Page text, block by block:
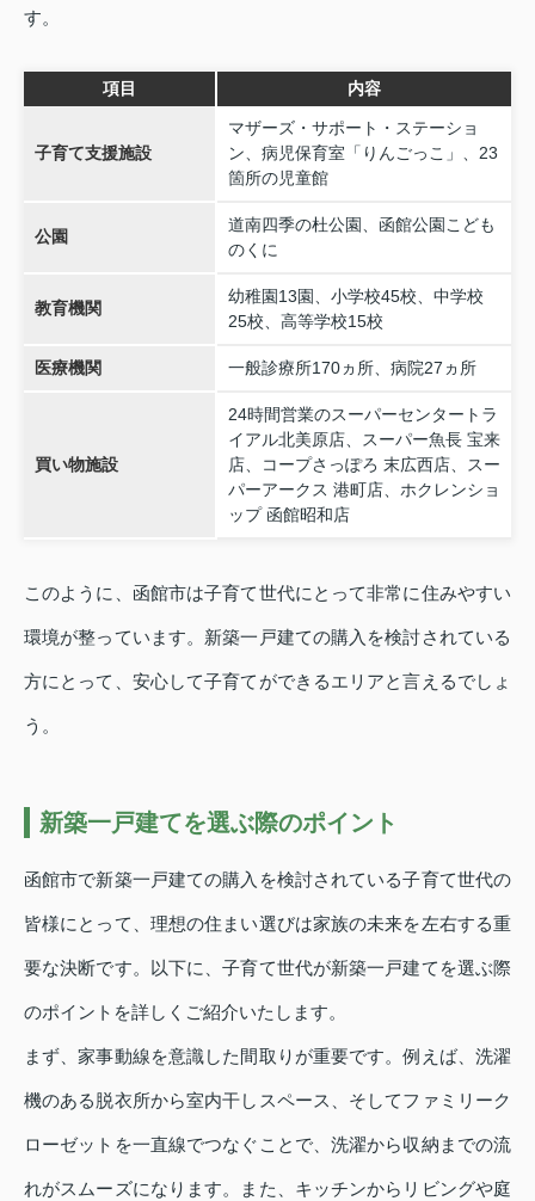
す。
項目 内容
子育て支援施設
マザーズ・サポート・ステーショ
ン、病児保育室「りんごっこ」、23
箇所の児童館
公園
道南四季の杜公園、函館公園こども
のくに
教育機関
幼稚園13園、小学校45校、中学校
25校、高等学校15校
医療機関 一般診療所170ヵ所、病院27ヵ所
買い物施設
24時間営業のスーパーセンタートラ
イアル北美原店、スーパー魚長 宝来
店、コープさっぽろ 末広西店、スー
パーアークス 港町店、ホクレンショ
ップ 函館昭和店
このように、函館市は子育て世代にとって非常に住みやすい
環境が整っています。新築一戸建ての購入を検討されている
方にとって、安心して子育てができるエリアと言えるでしょ
う。
新築一戸建てを選ぶ際のポイント
函館市で新築一戸建ての購入を検討されている子育て世代の
皆様にとって、理想の住まい選びは家族の未来を左右する重
要な決断です。以下に、子育て世代が新築一戸建てを選ぶ際
のポイントを詳しくご紹介いたします。
まず、家事動線を意識した間取りが重要です。例えば、洗濯
機のある脱衣所から室内干しスペース、そしてファミリーク
ローゼットを一直線でつなぐことで、洗濯から収納までの流
れがスムーズになります。また、キッチンからリビングや庭